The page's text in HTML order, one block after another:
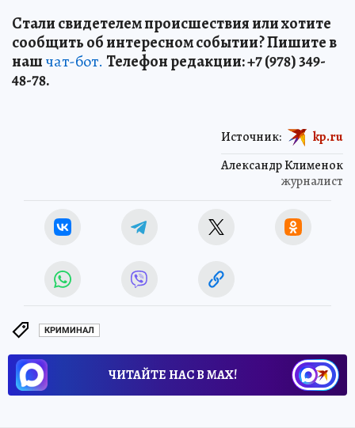
Стали свидетелем происшествия или хотите
сообщить об интересном событии? Пишите в
нашчат-бот. Телефон редакции: +7 (978) 349-
48-78.
Александр Клименок
журналист
Источник: kp.ru
КРИМИНАЛ
ЧИТАЙТЕ НАС В МАХ!